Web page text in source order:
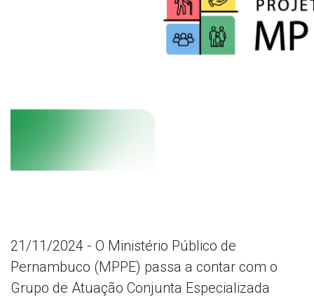
21/11/2024 - O Ministério Público de
Pernambuco (MPPE) passa a contar com o
Grupo de Atuação Conjunta Especializada